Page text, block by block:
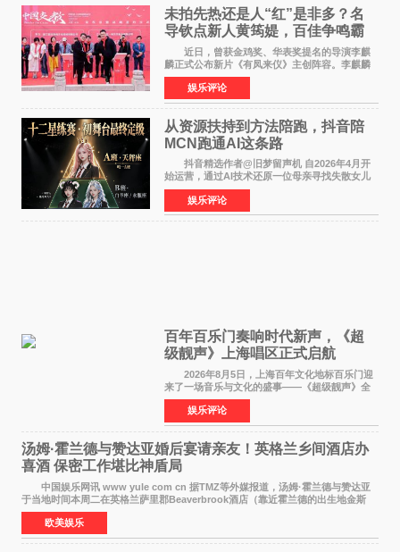
未拍先热还是人“红”是非多？名
导钦点新人黄筠媞，百佳争鸣霸
气回应
近日，曾获金鸡奖、华表奖提名的导演李麒
麟正式公布新片《有凤来仪》主创阵容。李麒麟
早年凭电影《华容道》获得金鸡奖、华表奖提
名，此后长期参与国内外电影制作，其担任制片
人参与的作品亦曾
娱乐评论
从资源扶持到方法陪跑，抖音陪
MCN跑通AI这条路
抖音精选作者@旧梦留声机 自2026年4月开
始运营，通过AI技术还原一位母亲寻找失散女儿
的故事，凭借强情感表达获得大量用户关注，发
布仅21小时便获得超1亿曝光、超1000万互动。
此后，账号持续沿
娱乐评论
百年百乐门奏响时代新声，《超
级靓声》上海唱区正式启航
2026年8月5日，上海百年文化地标百乐门迎
来了一场音乐与文化的盛事——《超级靓声》全
国励志音乐公益节目上海唱区新闻发布会暨启动
仪式在此隆重举行。各界领导、嘉宾与媒体朋友
齐聚一堂，共同
娱乐评论
汤姆·霍兰德与赞达亚婚后宴请亲友！英格兰乡间酒店办
喜酒 保密工作堪比神盾局
中国娱乐网讯 www yule com cn 据TMZ等外媒报道，汤姆·霍兰德与赞达亚
于当地时间本周二在英格兰萨里郡Beaverbrook酒店（靠近霍兰德的出生地金斯
顿）举办婚宴，邀请家人与朋友们喝喜酒，庆祝
欧美娱乐